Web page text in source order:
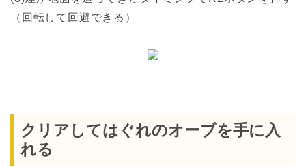
（回転して回避できる）
クリアしてはぐれのオーブを手に入
れる